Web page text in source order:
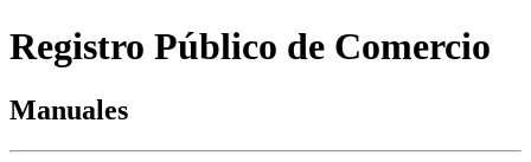
Registro Público de Comercio
Manuales